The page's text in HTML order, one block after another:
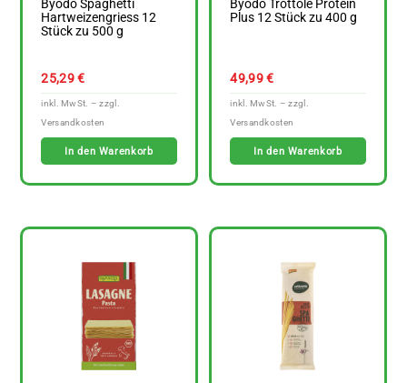
Byodo Spaghetti
Hartweizengriess 12
Stück zu 500 g
25,29€
In den Warenkorb
Byodo Trottole Protein
Plus 12 Stück zu 400 g
49,99€
In den Warenkorb